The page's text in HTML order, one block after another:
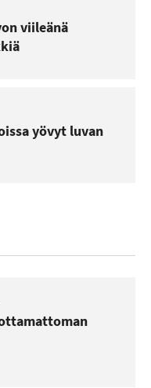
viileänä
yövyt luvan